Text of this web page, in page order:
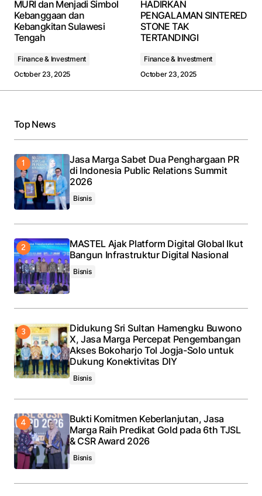
Comment*
Your Name
for the next time I comment.
Submit Comment
MURI dan Menjadi Simbol
Kebanggaan dan
Kebangkitan Sulawesi
Tengah
Finance & Investment
October 23, 2025
HADIRKAN
PENGALAMAN SINTERED
STONE TAK
TERTANDINGI
Finance & Investment
October 23, 2025
Top News
Jasa Marga Sabet Dua Penghargaan PR
di Indonesia Public Relations Summit
2026
Bisnis
MASTEL Ajak Platform Digital Global Ikut
Bangun Infrastruktur Digital Nasional
Bisnis
Didukung Sri Sultan Hamengku Buwono
X, Jasa Marga Percepat Pengembangan
Akses Bokoharjo Tol Jogja-Solo untuk
Dukung Konektivitas DIY
Bisnis
Bukti Komitmen Keberlanjutan, Jasa
Marga Raih Predikat Gold pada 6th TJSL
& CSR Award 2026
Bisnis